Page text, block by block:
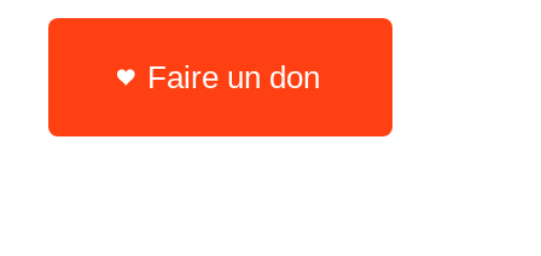
Faire un don